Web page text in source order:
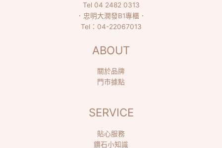
Tel 04 2482 0313
． 忠明大潤發B1專櫃 ．
Tel： 04-22067013
ABOUT
關於品牌
門市據點
SERVICE
貼心服務
鑽石小知識